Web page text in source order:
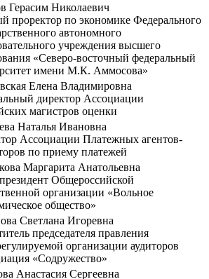
Герасим Николаевич
проректор по экономике Федерального
автономного
учреждения высшего
«Северо-восточный федеральный
имени М.К. Аммосова»
Елена Владимировна
директор Ассоциации
магистров оценки
Наталья Ивановна
Ассоциации Платежных агентов-
по приему платежей
Маргарита Анатольевна
Общероссийской
организации «Вольное
общество»
Светлана Игоревна
председателя правления
организации аудиторов
«Содружество»
Анастасия Сергеевна